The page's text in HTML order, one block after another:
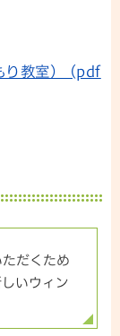
り教室） (pdf
だくため
いウィン